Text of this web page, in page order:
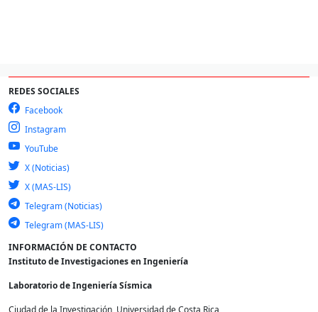
REDES SOCIALES
Facebook
Instagram
YouTube
X (Noticias)
X (MAS-LIS)
Telegram (Noticias)
Telegram (MAS-LIS)
INFORMACIÓN DE CONTACTO
Instituto de Investigaciones en Ingeniería
Laboratorio de Ingeniería Sísmica
Ciudad de la Investigación, Universidad de Costa Rica